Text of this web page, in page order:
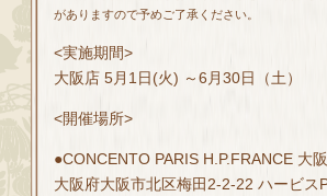
がありますので予めご了承ください。
<実施期間>
大阪店 5月1日(火) ～6月30日（土）
<開催場所>
●CONCENTO PARIS H.P.FRANCE 大
大阪府大阪市北区梅田2-2-22 ハービス